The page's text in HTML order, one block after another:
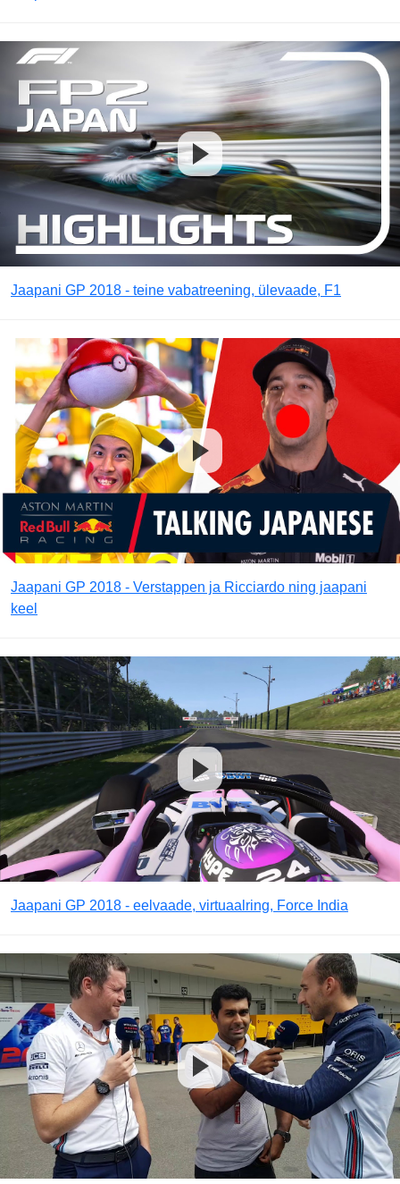
Jaapani GP 2018 - teine vabatreening, ülevaade, F1
Jaapani GP 2018 - Verstappen ja Ricciardo ning jaapani
keel
Jaapani GP 2018 - eelvaade, virtuaalring, Force India